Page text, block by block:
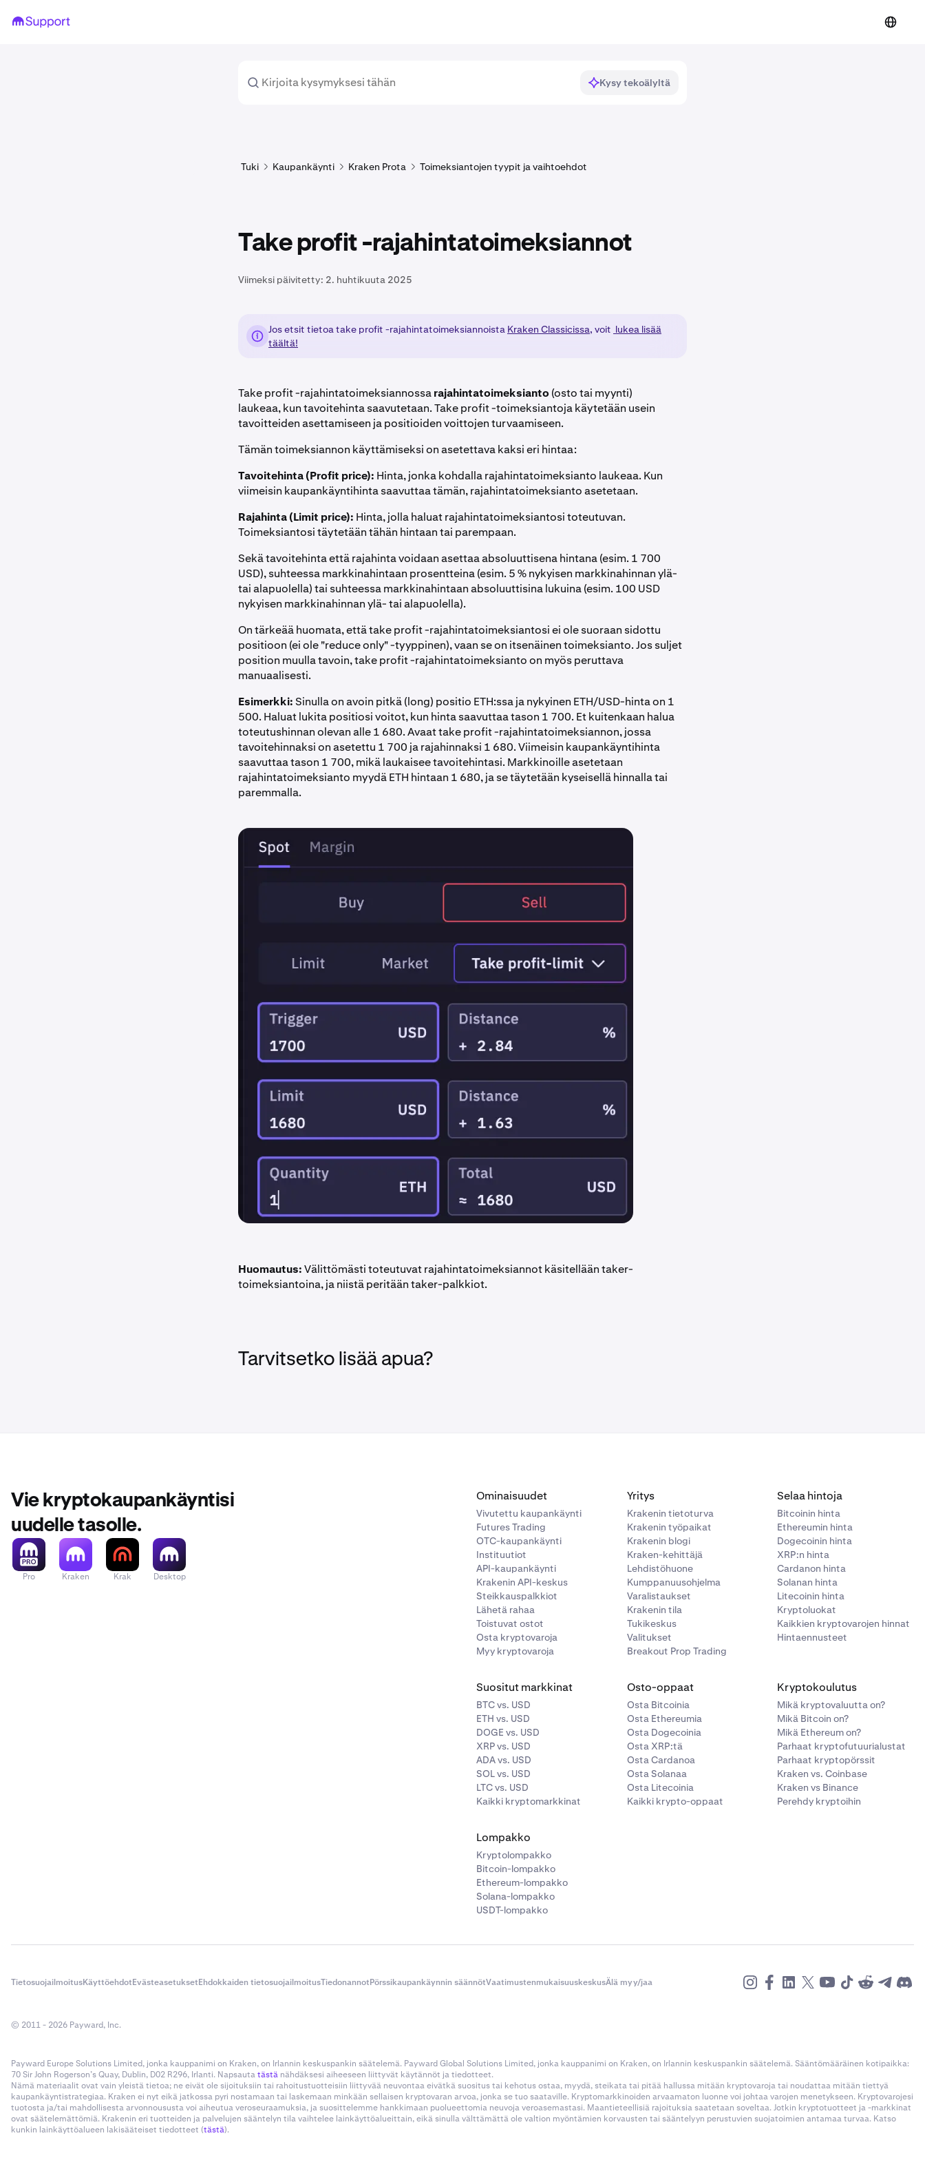
Kysy tekoälyltä
Tuki Kaupankäynti Kraken Prota Toimeksiantojen tyypit ja vaihtoehdot
Take profit -rajahintatoimeksiannot
Viimeksi päivitetty: 2. huhtikuuta 2025
Jos etsit tietoa take profit -rajahintatoimeksiannoista Kraken Classicissa, voit lukea lisää
täältä!
Take profit -rajahintatoimeksiannossarajahintatoimeksianto (osto tai myynti)
laukeaa, kun tavoitehinta saavutetaan. Take profit -toimeksiantoja käytetään usein
tavoitteiden asettamiseen ja positioiden voittojen turvaamiseen.
Tämän toimeksiannon käyttämiseksi on asetettava kaksi eri hintaa:
Tavoitehinta (Profit price): Hinta, jonka kohdalla rajahintatoimeksianto laukeaa. Kun
viimeisin kaupankäyntihinta saavuttaa tämän, rajahintatoimeksianto asetetaan.
Rajahinta (Limit price): Hinta, jolla haluat rajahintatoimeksiantosi toteutuvan.
Toimeksiantosi täytetään tähän hintaan tai parempaan.
Sekä tavoitehinta että rajahinta voidaan asettaa absoluuttisena hintana (esim. 1 700
USD), suhteessa markkinahintaan prosentteina (esim. 5 % nykyisen markkinahinnan ylä-
tai alapuolella) tai suhteessa markkinahintaan absoluuttisina lukuina (esim. 100 USD
nykyisen markkinahinnan ylä- tai alapuolella).
On tärkeää huomata, että take profit -rajahintatoimeksiantosi ei ole suoraan sidottu
positioon (ei ole "reduce only" -tyyppinen), vaan se on itsenäinen toimeksianto. Jos suljet
position muulla tavoin, take profit -rajahintatoimeksianto on myös peruttava
manuaalisesti.
Esimerkki:Sinulla on avoin pitkä (long) positio ETH:ssa ja nykyinen ETH/USD-hinta on 1
500. Haluat lukita positiosi voitot, kun hinta saavuttaa tason 1 700. Et kuitenkaan halua
toteutushinnan olevan alle 1 680. Avaat take profit -rajahintatoimeksiannon, jossa
tavoitehinnaksi on asetettu 1 700 ja rajahinnaksi 1 680. Viimeisin kaupankäyntihinta
saavuttaa tason 1 700, mikä laukaisee tavoitehintasi. Markkinoille asetetaan
rajahintatoimeksianto myydä ETH hintaan 1 680, ja se täytetään kyseisellä hinnalla tai
paremmalla.
Huomautus:Välittömästi toteutuvat rajahintatoimeksiannot käsitellään taker-
toimeksiantoina, ja niistä peritään taker-palkkiot.
Tarvitsetko lisää apua?
Vie kryptokaupankäyntisi
uudelle tasolle.
Pro Kraken Krak Desktop
Ominaisuudet
Vivutettu kaupankäynti
Futures Trading
OTC-kaupankäynti
Instituutiot
API-kaupankäynti
Krakenin API-keskus
Steikkauspalkkiot
Lähetä rahaa
Toistuvat ostot
Osta kryptovaroja
Myy kryptovaroja
Yritys
Krakenin tietoturva
Krakenin työpaikat
Krakenin blogi
Kraken-kehittäjä
Lehdistöhuone
Kumppanuusohjelma
Varalistaukset
Krakenin tila
Tukikeskus
Valitukset
Breakout Prop Trading
Selaa hintoja
Bitcoinin hinta
Ethereumin hinta
Dogecoinin hinta
XRP:n hinta
Cardanon hinta
Solanan hinta
Litecoinin hinta
Kryptoluokat
Kaikkien kryptovarojen hinnat
Hintaennusteet
Suositut markkinat
BTC vs. USD
ETH vs. USD
DOGE vs. USD
XRP vs. USD
ADA vs. USD
SOL vs. USD
LTC vs. USD
Kaikki kryptomarkkinat
Osto-oppaat
Osta Bitcoinia
Osta Ethereumia
Osta Dogecoinia
Osta XRP:tä
Osta Cardanoa
Osta Solanaa
Osta Litecoinia
Kaikki krypto-oppaat
Kryptokoulutus
Mikä kryptovaluutta on?
Mikä Bitcoin on?
Mikä Ethereum on?
Parhaat kryptofutuurialustat
Parhaat kryptopörssit
Kraken vs. Coinbase
Kraken vs Binance
Perehdy kryptoihin
Lompakko
Kryptolompakko
Bitcoin-lompakko
Ethereum-lompakko
Solana-lompakko
USDT-lompakko
TietosuojailmoitusKäyttöehdotEvästeasetuksetEhdokkaiden tietosuojailmoitusTiedonannotPörssikaupankäynnin säännötVaatimustenmukaisuuskeskusÄlä myy/jaa
© 2011 - 2026 Payward, Inc.
Payward Europe Solutions Limited, jonka kauppanimi on Kraken, on Irlannin keskuspankin säätelemä. Payward Global Solutions Limited, jonka kauppanimi on Kraken, on Irlannin keskuspankin säätelemä. Sääntömääräinen kotipaikka:
70 Sir John Rogerson’s Quay, Dublin, D02 R296, Irlanti. Napsautatästä nähdäksesi aiheeseen liittyvät käytännöt ja tiedotteet.
Nämä materiaalit ovat vain yleistä tietoa; ne eivät ole sijoituksiin tai rahoitustuotteisiin liittyvää neuvontaa eivätkä suositus tai kehotus ostaa, myydä, steikata tai pitää hallussa mitään kryptovaroja tai noudattaa mitään tiettyä
kaupankäyntistrategiaa. Kraken ei nyt eikä jatkossa pyri nostamaan tai laskemaan minkään sellaisen kryptovaran arvoa, jonka se tuo saataville. Kryptomarkkinoiden arvaamaton luonne voi johtaa varojen menetykseen. Kryptovarojesi
tuotosta ja/tai mahdollisesta arvonnoususta voi aiheutua veroseuraamuksia, ja suosittelemme hankkimaan puolueettomia neuvoja veroasemastasi. Maantieteellisiä rajoituksia saatetaan soveltaa. Jotkin kryptotuotteet ja -markkinat
ovat säätelemättömiä. Krakenin eri tuotteiden ja palvelujen sääntelyn tila vaihtelee lainkäyttöalueittain, eikä sinulla välttämättä ole valtion myöntämien korvausten tai sääntelyyn perustuvien suojatoimien antamaa turvaa. Katso
kunkin lainkäyttöalueen lakisääteiset tiedotteet (tästä).